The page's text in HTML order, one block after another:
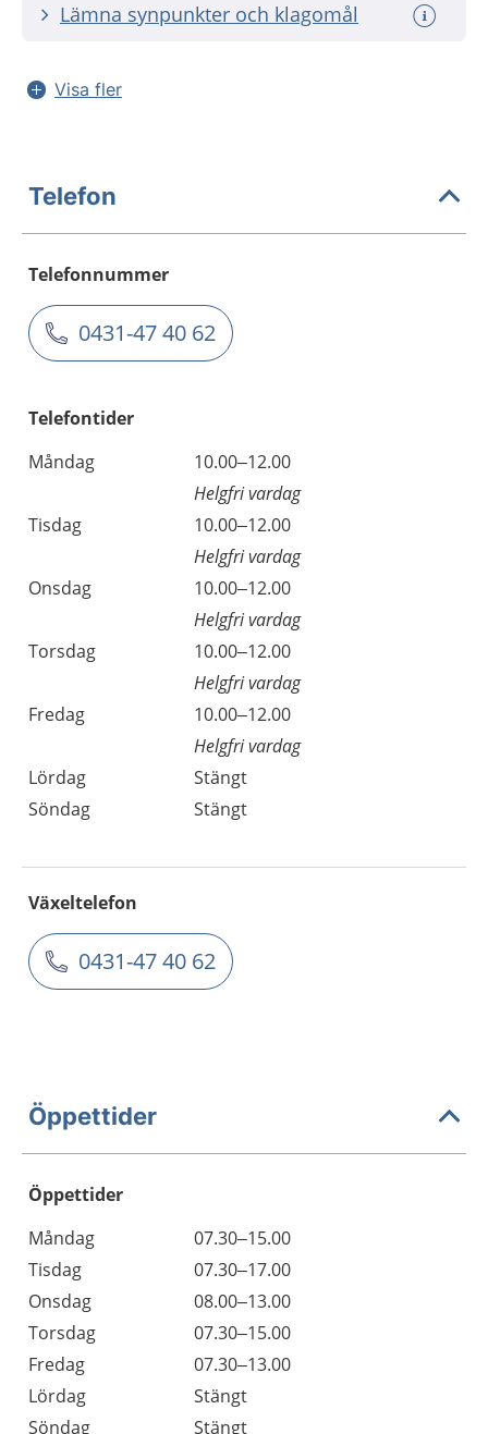
Lämna synpunkter och klagomål
Visa fler
Telefon
Telefonnummer
0431-47 40 62
Telefontider
Måndag
10.00–12.00
Helgfri vardag
Tisdag
10.00–12.00
Helgfri vardag
Onsdag
10.00–12.00
Helgfri vardag
Torsdag
10.00–12.00
Helgfri vardag
Fredag
10.00–12.00
Helgfri vardag
Lördag
Stängt
Söndag
Stängt
Växeltelefon
0431-47 40 62
Öppettider
Öppettider
Dag
Öppettider
Kommentarer
Måndag
07.30–15.00
Tisdag
07.30–17.00
Onsdag
08.00–13.00
Torsdag
07.30–15.00
Fredag
07.30–13.00
Lördag
Stängt
Söndag
Stängt